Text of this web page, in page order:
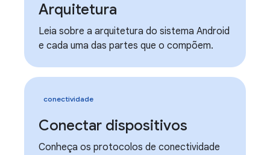
Arquitetura
Leia sobre a arquitetura do sistema Android
e cada uma das partes que o compõem.
conectividade
Conectar dispositivos
Conheça os protocolos de conectividade